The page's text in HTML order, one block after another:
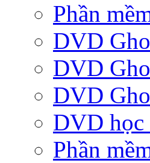
Phần
DVD
DVD
DVD
DVD học
Phần